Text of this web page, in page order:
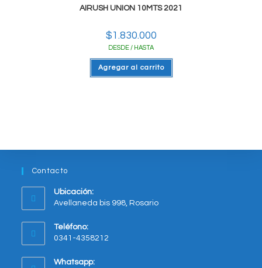
AIRUSH UNION 10MTS 2021
$1.830.000
DESDE / HASTA
Agregar al carrito
Contacto
Ubicación:
Avellaneda bis 998, Rosario
in
new
Teléfono:
0341-4358212
Whatsapp: